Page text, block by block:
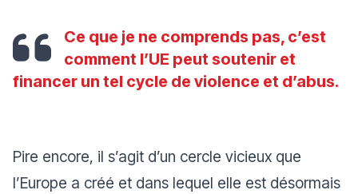
Ce que je ne comprends pas, c’est
comment l’UE peut soutenir et
financer un tel cycle de violence et d’abus.
Pire encore, il s’agit d’un cercle vicieux que
l’Europe a créé et dans lequel elle est désormais